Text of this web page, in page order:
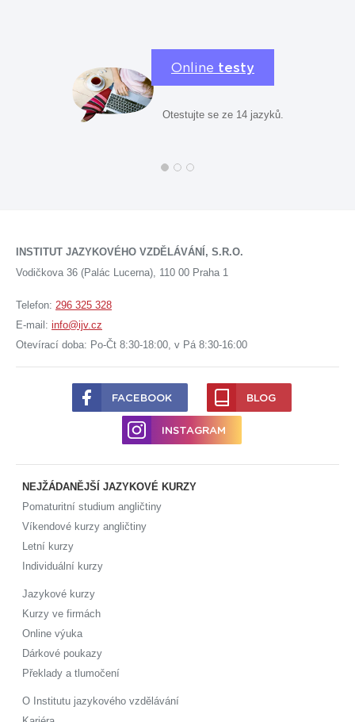
Online testy
Otestujte se ze 14 jazyků.
INSTITUT JAZYKOVÉHO VZDĚLÁVÁNÍ, S.R.O.
Vodičkova 36 (Palác Lucerna), 110 00 Praha 1
Telefon: 296 325 328
E-mail: info@ijv.cz
Otevírací doba: Po-Čt 8:30-18:00, v Pá 8:30-16:00
NEJŽÁDANĚJŠÍ JAZYKOVÉ KURZY
Pomaturitní studium angličtiny
Víkendové kurzy angličtiny
Letní kurzy
Individuální kurzy
Jazykové kurzy
Kurzy ve firmách
Online výuka
Dárkové poukazy
Překlady a tlumočení
O Institutu jazykového vzdělávání
FACEBOOK BLOG
INSTAGRAM